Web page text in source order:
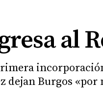
al
dejan Burgos «por